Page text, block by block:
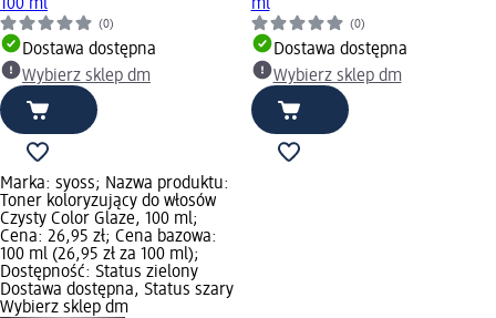
100 ml
(0)
Dostawa dostępna
Wybierz sklep dm
ml
(0)
Dostawa dostępna
Wybierz sklep dm
Marka: syoss; Nazwa produktu:
Toner koloryzujący do włosów
Czysty Color Glaze, 100 ml;
Cena: 26,95 zł; Cena bazowa:
100 ml (26,95 zł za 100 ml);
Dostępność: Status zielony
Dostawa dostępna, Status szary
Wybierz sklep dm